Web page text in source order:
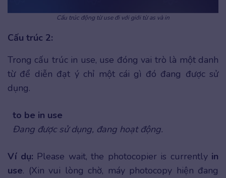
Cấu trúc động từ use đi với giới từ as và in
Cấu trúc 2:
Trong cấu trúc in use, use đóng vai trò là một danh
từ để diễn đạt ý chỉ một cái gì đó đang được sử
dụng.
to be in use
Đang được sử dụng, đang hoạt động.
Ví dụ: Please wait, the photocopier is currently in
use. (Xin vui lòng chờ, máy photocopy hiện đang